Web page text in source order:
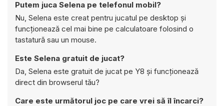
Putem juca Selena pe telefonul mobil?
Nu, Selena este creat pentru jucatul pe desktop și
funcționează cel mai bine pe calculatoare folosind o
tastatură sau un mouse.
Este Selena gratuit de jucat?
Da, Selena este gratuit de jucat pe Y8 și funcționează
direct din browserul tău?
Care este următorul joc pe care vrei să îl încarci?